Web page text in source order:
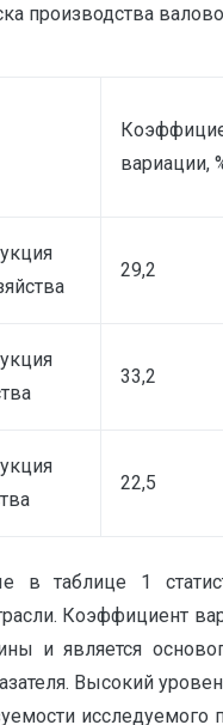
производства
вариации,
29,2
33,2
22,5
в таблице 1
Коэффициент
и является
Высокий
исследуемого